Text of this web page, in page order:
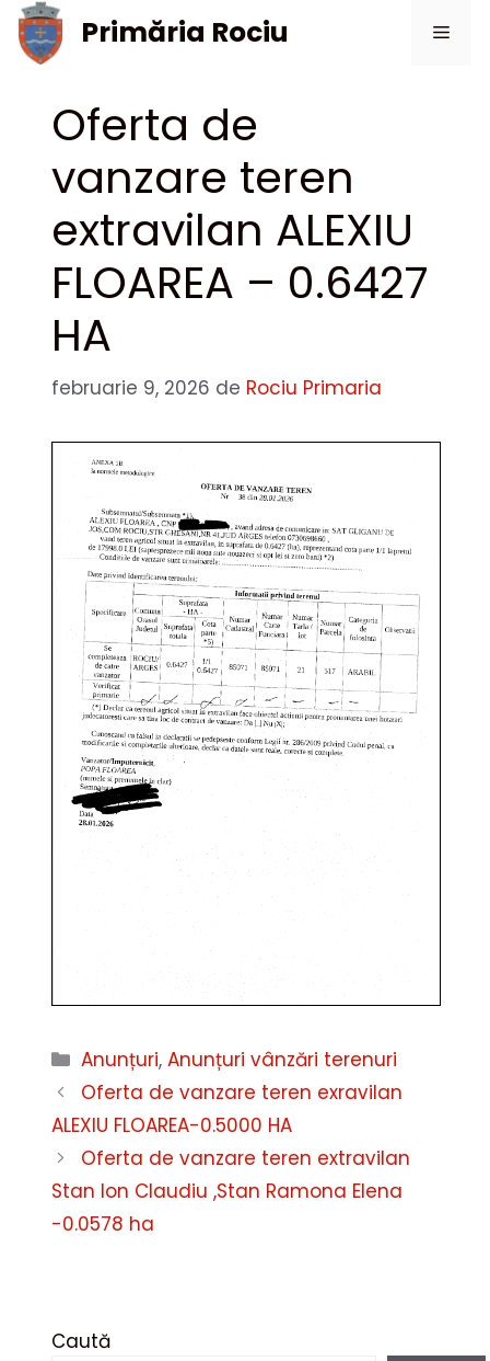
Sari
conținut
Primăria Rociu
Oferta de
vanzare teren
extravilan ALEXIU
FLOAREA – 0.6427
HA
februarie 9, 2026 de Rociu Primaria
Categorii
Anunțuri,Anunțuri vânzări terenuri
Oferta de vanzare teren exravilan
ALEXIU FLOAREA-0.5000 HA
Oferta de vanzare teren extravilan
Stan Ion Claudiu ,Stan Ramona Elena
-0.0578 ha
Caută